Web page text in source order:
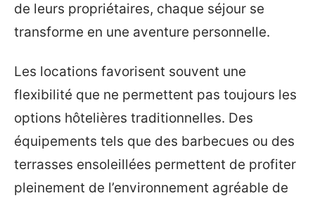
de leurs propriétaires, chaque séjour se
transforme en une aventure personnelle.
Les locations favorisent souvent une
flexibilité que ne permettent pas toujours les
options hôtelières traditionnelles. Des
équipements tels que des barbecues ou des
terrasses ensoleillées permettent de profiter
pleinement de l’environnement agréable de